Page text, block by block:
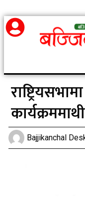
Bajjikanchal